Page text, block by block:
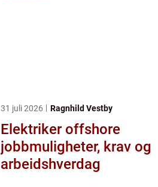
31 juli 2026 Ragnhild Vestby
Elektriker offshore
jobbmuligheter, krav og
arbeidshverdag